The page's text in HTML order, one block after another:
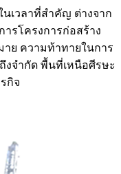
เวลาที่สำคัญ ต่างจาก
รโครงการก่อสร้าง
ย ความท้าทายในการ
งจำกัด พื้นที่เหนือศีรษะ
กิจ